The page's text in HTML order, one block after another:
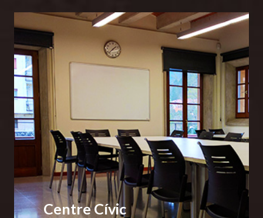
Centre Cívic